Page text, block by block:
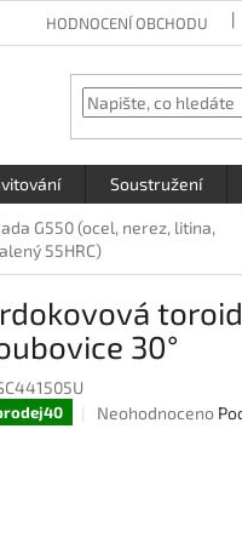
HODNOCENÍ OBCHODU
Soustružení
G550 (ocel, nerez, litina,
55HRC)
30°
Průměrné
Neohodnoceno